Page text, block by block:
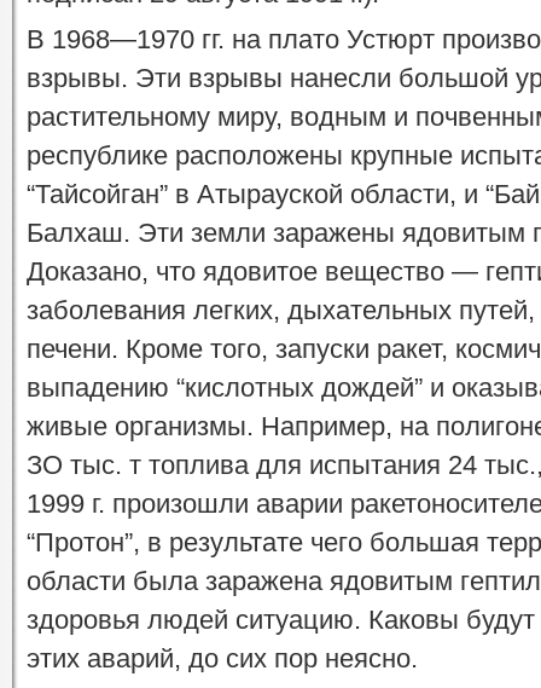
В 1968—1970 гг. на плато Устюрт
взрывы. Эти взрывы нанесли большой
растительному миру, водным и
республике расположены крупные
“Тайсойган” в Атырауской области, и
Балхаш. Эти земли заражены ядовитым
Доказано, что ядовитое вещество —
заболевания легких, дыхательных
печени. Кроме того, запуски ракет,
выпадению “кислотных дождей” и
живые организмы. Например, на
ЗО тыс. т топлива для испытания 24
1999 г. произошли аварии
“Протон”, в результате чего большая
области была заражена ядовитым
здоровья людей ситуацию. Каковы
этих аварий, до сих пор неясно.